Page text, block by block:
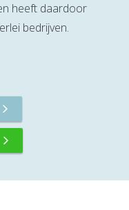
heeft daardoor
bedrijven.